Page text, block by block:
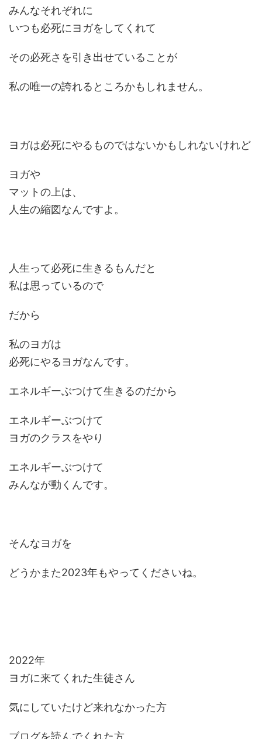
みんなそれぞれに
いつも必死にヨガをしてくれて
その必死さを引き出せていることが
私の唯一の誇れるところかもしれません。
ヨガは必死にやるものではないかもしれないけれど
ヨガや
マットの上は、
人生の縮図なんですよ。
人生って必死に生きるもんだと
私は思っているので
だから
私のヨガは
必死にやるヨガなんです。
エネルギーぶつけて生きるのだから
エネルギーぶつけて
ヨガのクラスをやり
エネルギーぶつけて
みんなが動くんです。
そんなヨガを
どうかまた2023年もやってくださいね。
2022年
ヨガに来てくれた生徒さん
気にしていたけど来れなかった方
ブログを読んでくれた方